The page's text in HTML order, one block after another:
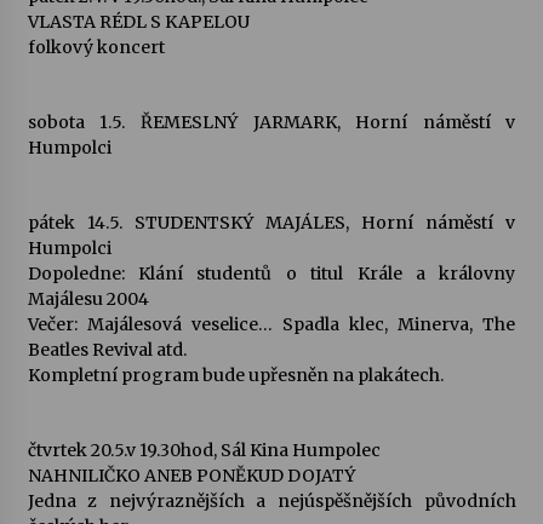
Za kulturou kousek za Humpolec. V Želivě ožije
3. 7. 2026
Petr Adamec – Malovaný svět
VLASTA RÉDL S KAPELOU
folkový koncert
sobota 1.5. ŘEMESLNÝ JARMARK, Horní náměstí v
Humpolci
pátek 14.5. STUDENTSKÝ MAJÁLES, Horní náměstí v
Humpolci
Dopoledne: Klání studentů o titul Krále a královny
Majálesu 2004
Večer: Majálesová veselice… Spadla klec, Minerva, The
Beatles Revival atd.
Kompletní program bude upřesněn na plakátech.
čtvrtek 20.5.v 19.30hod, Sál Kina Humpolec
NAHNILIČKO ANEB PONĚKUD DOJATÝ
Jedna z nejvýraznějších a nejúspěšnějších původních